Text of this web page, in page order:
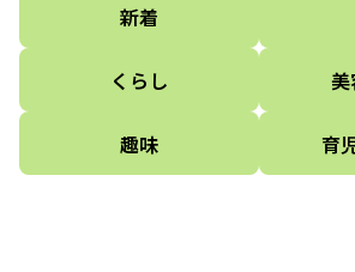
新着
くらし 美
趣味 育